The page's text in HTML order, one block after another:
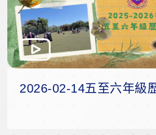
2026-02-14五至六年級